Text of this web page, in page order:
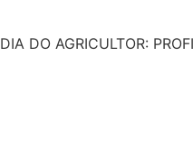
DIA DO AGRICULTOR: